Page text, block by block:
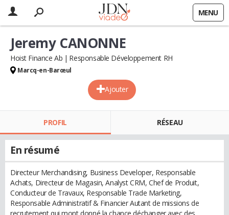
MENU
Ajouter
Jeremy CANONNE
Hoist Finance Ab Responsable Développement RH
Marcq-en-Barœul
PROFIL RÉSEAU
En résumé
Directeur Merchandising, Business Developer, Responsable
Achats, Directeur de Magasin, Analyst CRM, Chef de Produit,
Conducteur de Travaux, Responsable Trade Marketing,
Responsable Administratif & Financier Autant de missions de